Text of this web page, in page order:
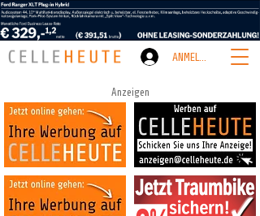
ANMELDEN
Anzeigen